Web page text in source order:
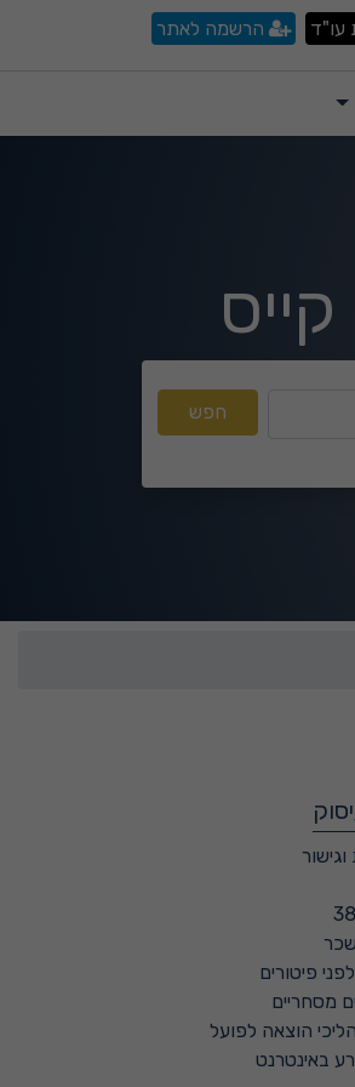
עו"ד הרשמה לאתר
חפש
פיטורים
מסחריים
הוצאה לפועל
באינטרנט